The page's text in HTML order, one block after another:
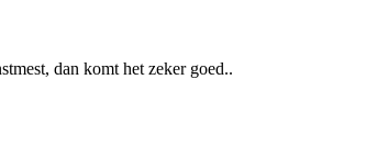
dan komt het zeker goed..